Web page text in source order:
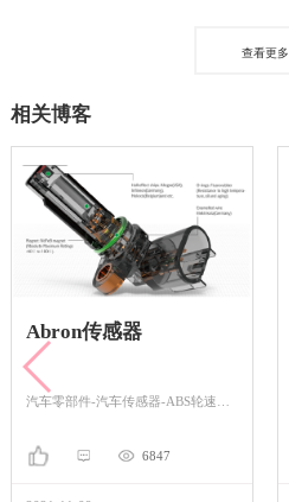
查看更多
相关博客
Abron传感器
汽车零部件-汽车传感器-ABS轮速传感器
6847